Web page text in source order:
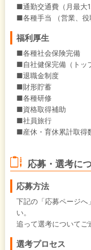
■通勤交通費（月最大
■各種手当 （営業、役
福利厚生
■各種社会保険完備
■自社健保完備（トッ
■退職金制度
■財形貯蓄
■各種研修
■資格取得補助
■社員旅行
■産休・育休累計取得
応募・選考に
応募方法
下記の「応募ページへ
い。
追って選考についてご
選考プロセス